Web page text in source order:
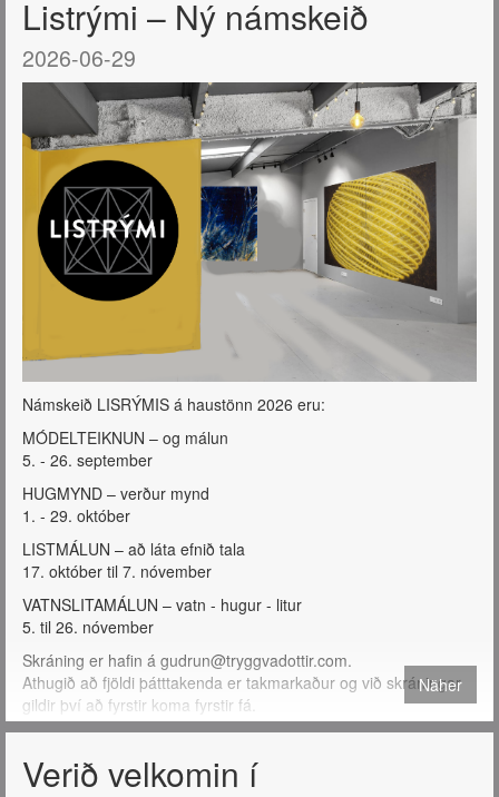
Listrými – Ný námskeið
2026-06-29
Námskeið LISRÝMIS á haustönn 2026 eru:
MÓDELTEIKNUN – og málun
5. - 26. september
HUGMYND – verður mynd
1. - 29. október
LISTMÁLUN – að láta efnið tala
17. október til 7. nóvember
VATNSLITAMÁLUN – vatn - hugur - litur
5. til 26. nóvember
Skráning er hafin á gudrun@tryggvadottir.com.
Athugið að fjöldi þátttakenda er takmarkaður og við skráningar
gildir því að fyrstir koma fyrstir fá.
Näher
Verið velkomin í